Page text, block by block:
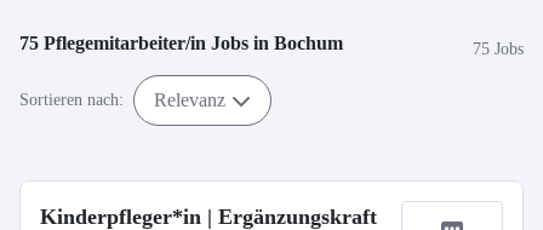
75 Pflegemitarbeiter/in Jobs in Bochum 75 Jobs
Sortieren nach: Relevanz
Kinderpfleger*in | Ergänzungskraft